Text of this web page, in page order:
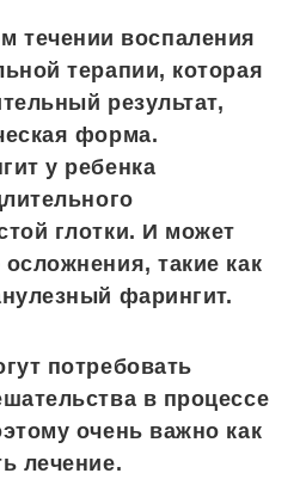
течении воспаления
терапии, которая
результат,
форма.
у ребенка
глотки. И может
такие как
фарингит.
потребовать
в процессе
очень важно как
лечение.